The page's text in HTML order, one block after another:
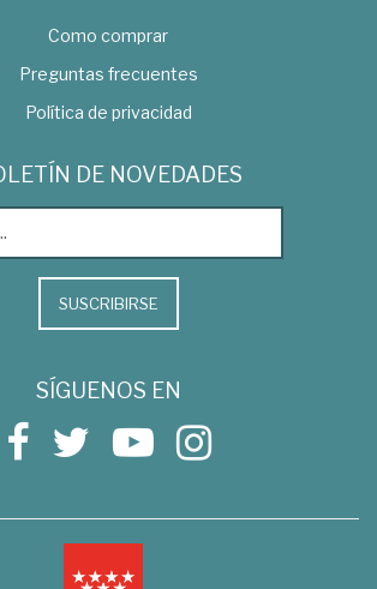
Como comprar
Preguntas frecuentes
Política de privacidad
DE NOVEDADES
SUSCRIBIRSE
SÍGUENOS EN